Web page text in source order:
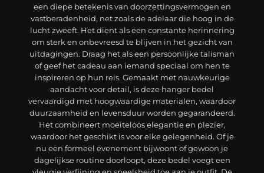
een diepe betekenis van doorzettingsvermogen en
vastberadenheid, net zoals de adelaar die hoog in de
lucht zweeft. Het dient als een constante herinnering
om sterk en onbevreesd te blijven in het gezicht van
uitdagingen. Draag het als een persoonlijke talisman
of geef het cadeau aan iemand speciaal om hen te
inspireren op hun reis. Gemaakt met nauwkeurige
aandacht voor detail, is deze hanger bedel
vervaardigd met hoogwaardige materialen, waardoor
duurzaamheid en levensduur worden gegarandeerd.
Het combineert moeiteloos elegantie en plezier,
waardoor het geschikt is voor elke gelegenheid. Of je
nu een formeel evenement bijwoont of gewoon je
dagelijkse routine doorloopt, deze bedel voegt een